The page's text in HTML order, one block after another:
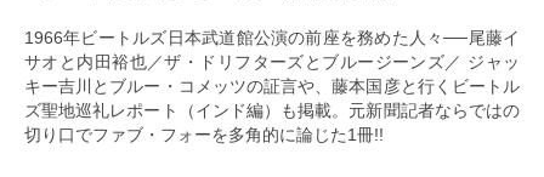
1966年ビートルズ日本武道館公演の前座を務めた人々──尾藤イ
サオと内田裕也／ザ・ドリフターズとブルージーンズ／ ジャッ
キー吉川とブルー・コメッツの証言や、藤本国彦と行くビートル
ズ聖地巡礼レポート（インド編）も掲載。元新聞記者ならではの
切り口でファブ・フォーを多角的に論じた1冊!!